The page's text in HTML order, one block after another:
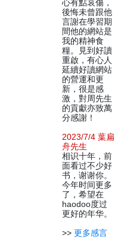
心有點哀傷，
後悔未曾跟他
言謝在學習期
間他的網站是
我的精神食
糧。見到好讀
重啟，有心人
延續好讀網站
的營運和更
新，很是感
激，對周先生
的貢獻亦致萬
分感謝！
2023/7/4 葉扁
舟先生
相识十年，前
面看过不少好
书，谢谢你。
今年时间更多
了，希望在
haodoo度过
更好的年华。
>> 更多感言